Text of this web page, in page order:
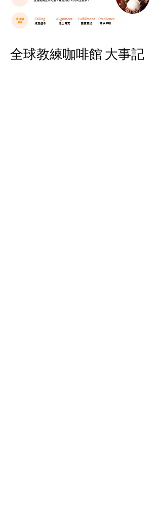
​全球教練咖啡館 大事記